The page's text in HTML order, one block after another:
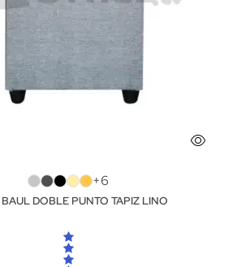
+6
DOBLE PUNTO TAPIZ LINO